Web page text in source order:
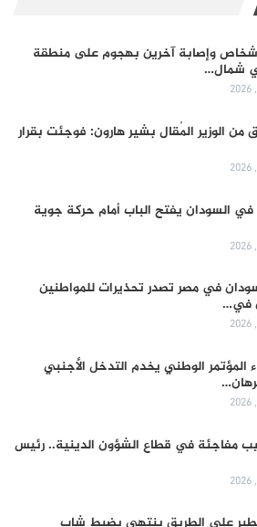
4 أشخاص وإصابة آخرين بهجوم على منطقة
شمال…
من الوزير المُقال بشير هارون: فوجئت بقرار
في السودان يفتح الباب أمام حركة جوية
في مصر تصدر تحذيرات للمواطنين
في…
المؤتمر الوطني يخدم التدخل الأجنبي
مفاجئة في قطاع الشؤون الدينية.. رئيس